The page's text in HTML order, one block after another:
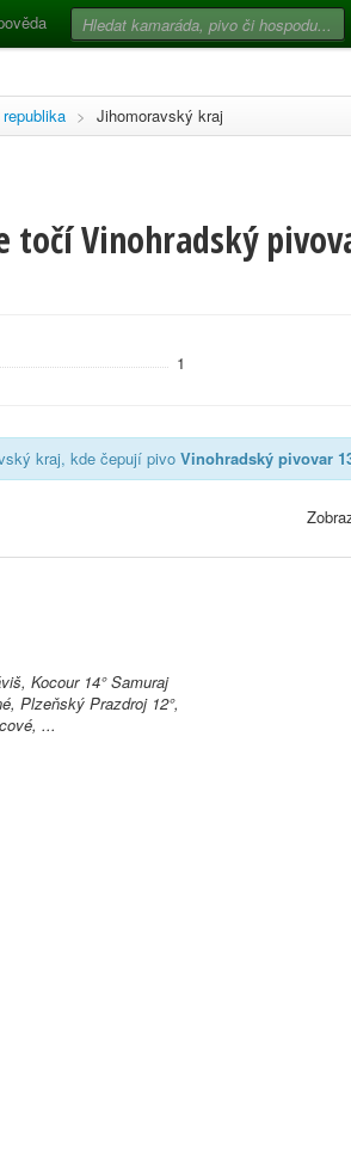
> Jihomoravský kraj
točí Vinohradský
1
kraj, kde čepují pivo Vinohradský pivovar
Kocour 14° Samuraj
Plzeňský Prazdroj 12°,
...